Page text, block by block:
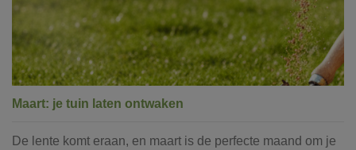
Maart: je tuin laten ontwaken
De lente komt eraan, en maart is de perfecte maand om je